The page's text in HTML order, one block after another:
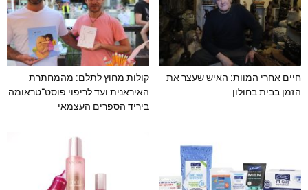
חיים אחרי המוות: האיש שעצר את
הזמן בבית בחולון
קולות מחוץ לתלם: מהמחתרת
האיראנית ועד לריפוי פוסט־טראומה
ביריד הספרים העצמאי